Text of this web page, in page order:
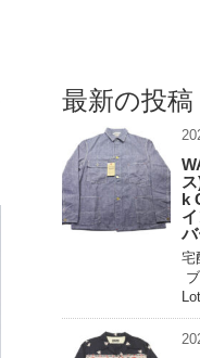
最新の投稿
k
宅
e
い